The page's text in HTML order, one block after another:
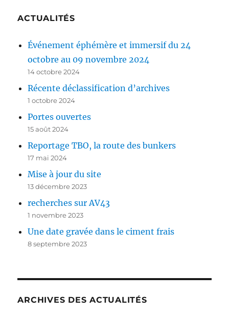
ACTUALITÉS
Événement éphémère et immersif du 24
octobre au 09 novembre 2024
14 octobre 2024
Récente déclassification d’archives
1 octobre 2024
Portes ouvertes
15 août 2024
Reportage TBO, la route des bunkers
17 mai 2024
Mise à jour du site
13 décembre 2023
recherches sur AV43
1 novembre 2023
Une date gravée dans le ciment frais
8 septembre 2023
ARCHIVES DES ACTUALITÉS